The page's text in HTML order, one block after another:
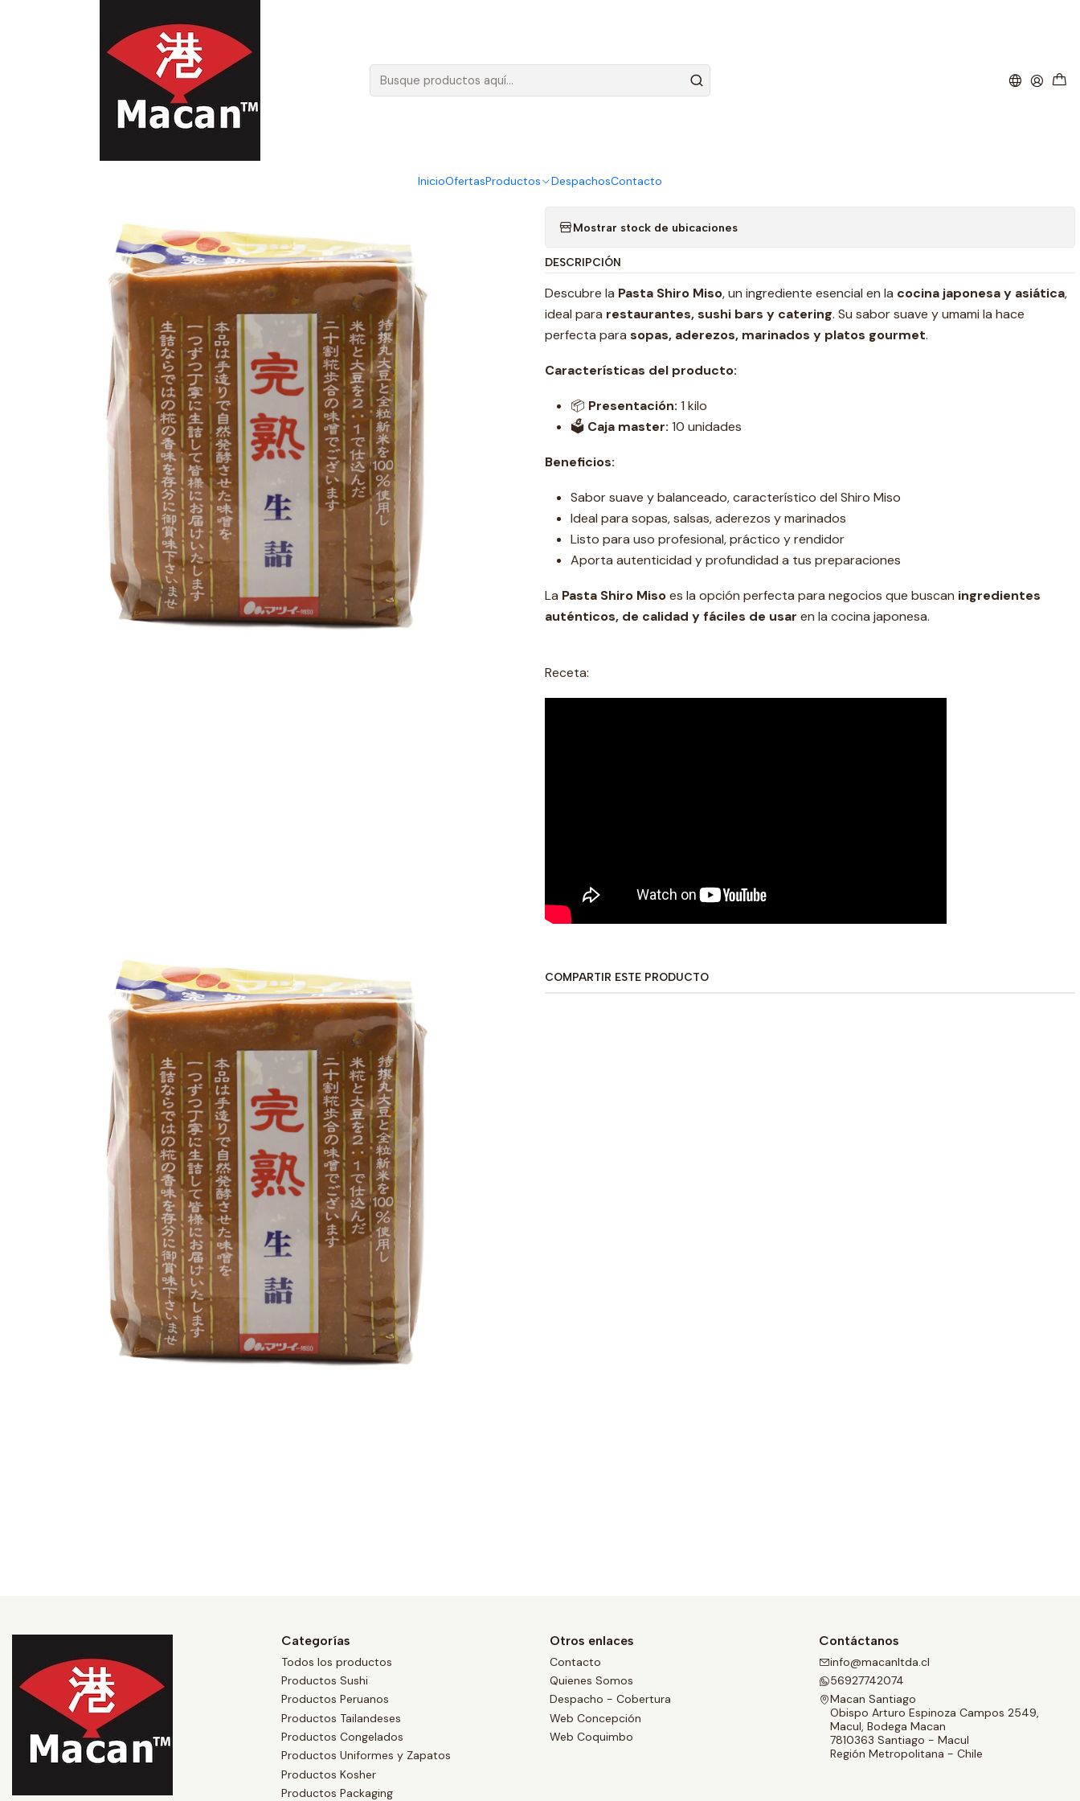
InicioOfertasProductos DespachosContacto
Pasta Miso (Precio más IVA)
Pasta Miso (Precio más IVA)
Agregar a la lista de favoritos
Mostrar stock de ubicaciones
DESCRIPCIÓN
Descubre la Pasta Shiro Miso, un ingrediente esencial en la cocina japonesa y asiática,
ideal para restaurantes, sushi bars y catering. Su sabor suave y umami la hace
perfecta para sopas, aderezos, marinados y platos gourmet.
Características del producto:
📦 Presentación: 1 kilo
🗳️ Caja master: 10 unidades
Beneficios:
Sabor suave y balanceado, característico del Shiro Miso
Ideal para sopas, salsas, aderezos y marinados
Listo para uso profesional, práctico y rendidor
Aporta autenticidad y profundidad a tus preparaciones
La Pasta Shiro Misoes la opción perfecta para negocios que buscan ingredientes
auténticos, de calidad y fáciles de usar en la cocina japonesa.
Receta:
COMPARTIR ESTE PRODUCTO
Categorías
Todos los productos
Productos Sushi
Productos Peruanos
Productos Tailandeses
Productos Congelados
Productos Uniformes y Zapatos
Productos Kosher
Productos Packaging
Otros enlaces
Contacto
Quienes Somos
Despacho - Cobertura
Web Concepción
Web Coquimbo
Contáctanos
info@macanltda.cl
56927742074
Macan Santiago
Obispo Arturo Espinoza Campos 2549,
Macul, Bodega Macan
7810363 Santiago - Macul
Región Metropolitana - Chile